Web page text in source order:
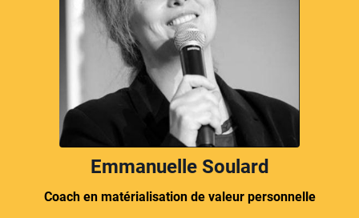
Emmanuelle Soulard
Coach en matérialisation de valeur personnelle